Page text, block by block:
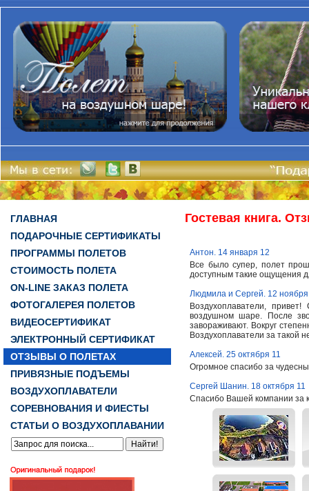
ГЛАВНАЯ
ПОДАРОЧНЫЕ СЕРТИФИКАТЫ
ПРОГРАММЫ ПОЛЕТОВ
СТОИМОСТЬ ПОЛЕТА
ON-LINE ЗАКАЗ ПОЛЕТА
ФОТОГАЛЕРЕЯ ПОЛЕТОВ
ВИДЕОСЕРТИФИКАТ
ЭЛЕКТРОННЫЙ СЕРТИФИКАТ
ОТЗЫВЫ О ПОЛЕТАХ
ПРИВЯЗНЫЕ ПОДЪЕМЫ
ВОЗДУХОПЛАВАТЕЛИ
СОРЕВНОВАНИЯ И ФИЕСТЫ
СТАТЬИ О ВОЗДУХОПЛАВАНИИ
Гостевая книга.
Антон. 14 января 12
Все было супер, полет
доступным такие ощущения
Людмила и Сергей. 12 ноября
Воздухоплаватели,
воздушном шаре. После
завораживают. Вокруг
Воздухоплаватели за
Алексей. 25 октября 11
Огромное спасибо за
Сергей Шанин. 18 октября 11
Спасибо Вашей компании за